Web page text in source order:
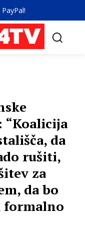
“Koalicija
da
rušiti,
za
da bo
formalno